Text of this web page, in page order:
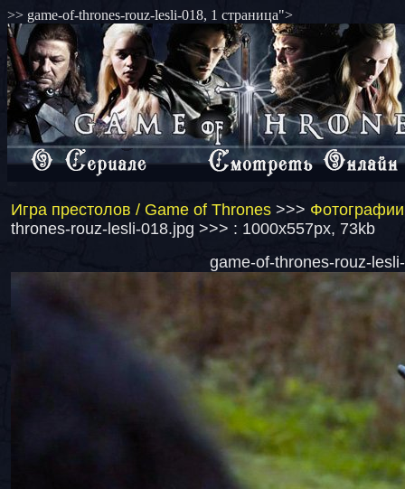
>> game-of-thrones-rouz-lesli-018, 1 страница">
Игра престолов / Game of Thrones >>>
thrones-rouz-lesli-018.jpg >>> : 1000x557px, 73kb
game-of-thrones-rouz-